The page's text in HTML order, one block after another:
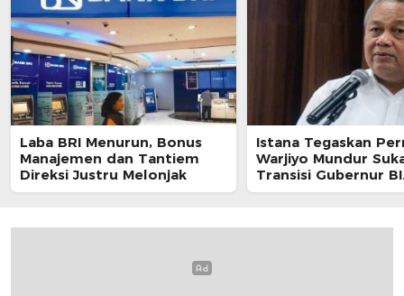
Laba BRI Menurun, Bonus
Manajemen dan Tantiem
Direksi Justru Melonjak
Istana Tegaskan
Warjiyo Mundur
Transisi Gubernur BI
Berjalan Sesuai UU